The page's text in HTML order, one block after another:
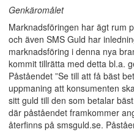
Genkäromålet
Marknadsföringen har ägt rum
och även SMS Guld har
marknadsföring i denna nya
kommit tillrätta med detta bl.a.
Påståendet ”Se till att få bäst
uppmaning att konsumenten
sitt guld till den som betalar
där påståendet framkommer
återfinns på smsguld.se.